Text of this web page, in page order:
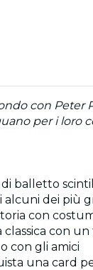
con Peter
per i
balletto
dei più
con
con
con gli amici
una card